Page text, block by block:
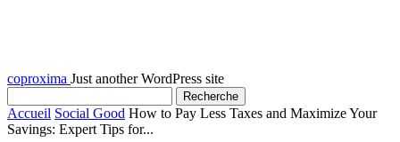
coproxima Just another WordPress site
Accueil Social Good How to Pay Less Taxes and Maximize Your
Savings: Expert Tips for...